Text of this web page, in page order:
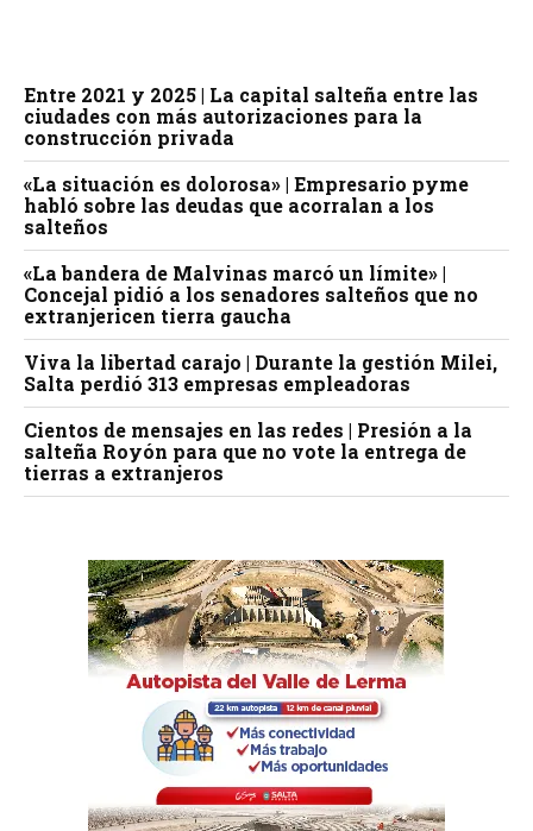
Entre 2021 y 2025 | La capital salteña entre las
ciudades con más autorizaciones para la
construcción privada
«La situación es dolorosa» | Empresario pyme
habló sobre las deudas que acorralan a los
salteños
«La bandera de Malvinas marcó un límite» |
Concejal pidió a los senadores salteños que no
extranjericen tierra gaucha
Viva la libertad carajo | Durante la gestión Milei,
Salta perdió 313 empresas empleadoras
Cientos de mensajes en las redes | Presión a la
salteña Royón para que no vote la entrega de
tierras a extranjeros